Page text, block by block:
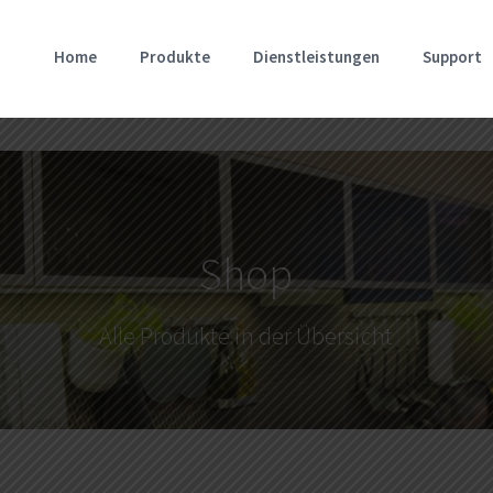
Home Produkte Dienstleistungen Support
Shop
Alle Produkte in der Übersicht